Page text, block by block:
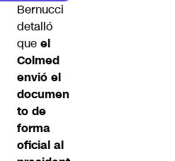
Bernucci
detalló
que el
Colmed
envió el
documen
to de
forma
oficial al